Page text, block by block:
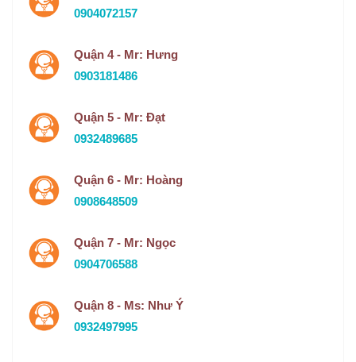
0904072157
Quận 4 - Mr: Hưng
0903181486
Quận 5 - Mr: Đạt
0932489685
Quận 6 - Mr: Hoàng
0908648509
Quận 7 - Mr: Ngọc
0904706588
Quận 8 - Ms: Như Ý
0932497995